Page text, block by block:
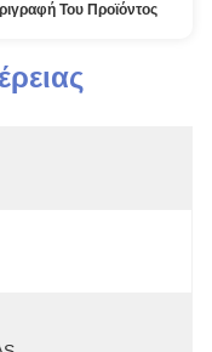
Του Προϊόντος